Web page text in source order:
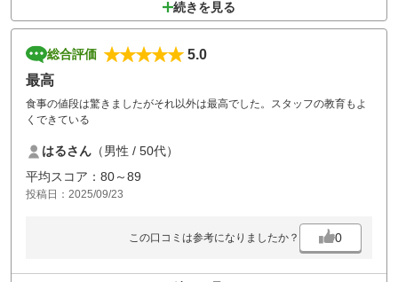
続きを見る
総合評価
5.0
最高
食事の値段は驚きましたがそれ以外は最高でした。スタッフの教育もよ
くできている
はるさん （男性 / 50代）
平均スコア：80～89
投稿日：2025/09/23
この口コミは参考になりましたか？ 0